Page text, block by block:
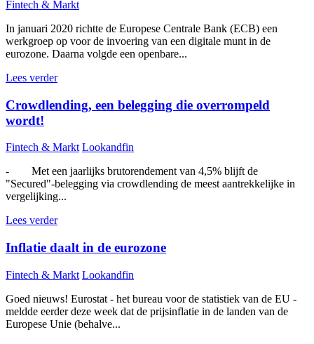
Fintech & Markt
In januari 2020 richtte de Europese Centrale Bank (ECB) een
werkgroep op voor de invoering van een digitale munt in de
eurozone. Daarna volgde een openbare...
Lees verder
Crowdlending, een belegging die overrompeld
wordt!
Fintech & Markt Lookandfin
- Met een jaarlijks brutorendement van 4,5% blijft de
"Secured"-belegging via crowdlending de meest aantrekkelijke in
vergelijking...
Lees verder
Inflatie daalt in de eurozone
Fintech & Markt Lookandfin
Goed nieuws! Eurostat - het bureau voor de statistiek van de EU -
meldde eerder deze week dat de prijsinflatie in de landen van de
Europese Unie (behalve...